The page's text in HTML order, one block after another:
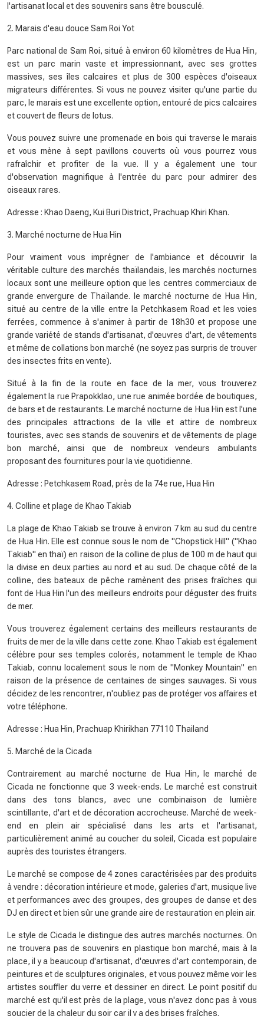
l'artisanat local et des souvenirs sans être bousculé.
2. Marais d'eau douce Sam Roi Yot
Parc national de Sam Roi, situé à environ 60 kilomètres de Hua Hin,
est un parc marin vaste et impressionnant, avec ses grottes
massives, ses îles calcaires et plus de 300 espèces d'oiseaux
migrateurs différentes. Si vous ne pouvez visiter qu'une partie du
parc, le marais est une excellente option, entouré de pics calcaires
et couvert de fleurs de lotus.
Vous pouvez suivre une promenade en bois qui traverse le marais
et vous mène à sept pavillons couverts où vous pourrez vous
rafraîchir et profiter de la vue. Il y a également une tour
d'observation magnifique à l'entrée du parc pour admirer des
oiseaux rares.
Adresse : Khao Daeng, Kui Buri District, Prachuap Khiri Khan.
3. Marché nocturne de Hua Hin
Pour vraiment vous imprégner de l'ambiance et découvrir la
véritable culture des marchés thaïlandais, les marchés nocturnes
locaux sont une meilleure option que les centres commerciaux de
grande envergure de Thaïlande. le marché nocturne de Hua Hin,
situé au centre de la ville entre la Petchkasem Road et les voies
ferrées, commence à s'animer à partir de 18h30 et propose une
grande variété de stands d'artisanat, d'œuvres d'art, de vêtements
et même de collations bon marché (ne soyez pas surpris de trouver
des insectes frits en vente).
Situé à la fin de la route en face de la mer, vous trouverez
également la rue Prapokklao, une rue animée bordée de boutiques,
de bars et de restaurants. Le marché nocturne de Hua Hin est l'une
des principales attractions de la ville et attire de nombreux
touristes, avec ses stands de souvenirs et de vêtements de plage
bon marché, ainsi que de nombreux vendeurs ambulants
proposant des fournitures pour la vie quotidienne.
Adresse : Petchkasem Road, près de la 74e rue, Hua Hin
4. Colline et plage de Khao Takiab
La plage de Khao Takiab se trouve à environ 7 km au sud du centre
de Hua Hin. Elle est connue sous le nom de "Chopstick Hill" ("Khao
Takiab" en thaï) en raison de la colline de plus de 100 m de haut qui
la divise en deux parties au nord et au sud. De chaque côté de la
colline, des bateaux de pêche ramènent des prises fraîches qui
font de Hua Hin l'un des meilleurs endroits pour déguster des fruits
de mer.
Vous trouverez également certains des meilleurs restaurants de
fruits de mer de la ville dans cette zone. Khao Takiab est également
célèbre pour ses temples colorés, notamment le temple de Khao
Takiab, connu localement sous le nom de "Monkey Mountain" en
raison de la présence de centaines de singes sauvages. Si vous
décidez de les rencontrer, n'oubliez pas de protéger vos affaires et
votre téléphone.
Adresse : Hua Hin, Prachuap Khirikhan 77110 Thailand
5. Marché de la Cicada
Contrairement au marché nocturne de Hua Hin, le marché de
Cicada ne fonctionne que 3 week-ends. Le marché est construit
dans des tons blancs, avec une combinaison de lumière
scintillante, d'art et de décoration accrocheuse. Marché de week-
end en plein air spécialisé dans les arts et l'artisanat,
particulièrement animé au coucher du soleil, Cicada est populaire
auprès des touristes étrangers.
Le marché se compose de 4 zones caractérisées par des produits
à vendre : décoration intérieure et mode, galeries d'art, musique live
et performances avec des groupes, des groupes de danse et des
DJ en direct et bien sûr une grande aire de restauration en plein air.
Le style de Cicada le distingue des autres marchés nocturnes. On
ne trouvera pas de souvenirs en plastique bon marché, mais à la
place, il y a beaucoup d'artisanat, d'œuvres d'art contemporain, de
peintures et de sculptures originales, et vous pouvez même voir les
artistes souffler du verre et dessiner en direct. Le point positif du
marché est qu'il est près de la plage, vous n'avez donc pas à vous
soucier de la chaleur du soir car il y a des brises fraîches.